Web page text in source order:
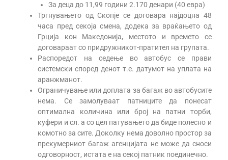
За деца до 11,99 години 2.170 денари (40 евра)
Тргнувањето од Скопје се договара најдоцна 48
часа пред секоја смена, додека за враќањето од
Грција кон Македонија, местото и времето се
договараат со придружникот-пратител на групата.
Распоредот на седење во автобус се прави
системски според денот т.е. датумот на уплата на
аранжманот.
Ограничување или доплата за багаж во автобусите
нема. Се замолуваат патниците да понесат
оптимална количина или број на патни торби,
куфери и сл. а со цел патувањето да биде полесно и
комотно за сите. Доколку нема доволно простор за
прекумерниот багаж агенцијата не може да сноси
одговорност, истата е на секој патник поединечно.